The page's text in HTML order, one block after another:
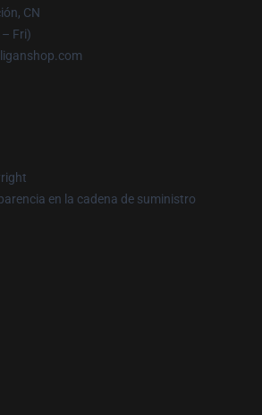
CN
Fri)
en la cadena de suministro